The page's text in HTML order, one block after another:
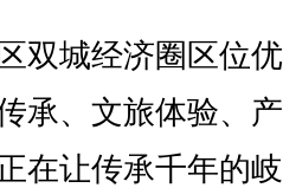
城经济圈区位优
承、文旅体验、
在让传承千年的